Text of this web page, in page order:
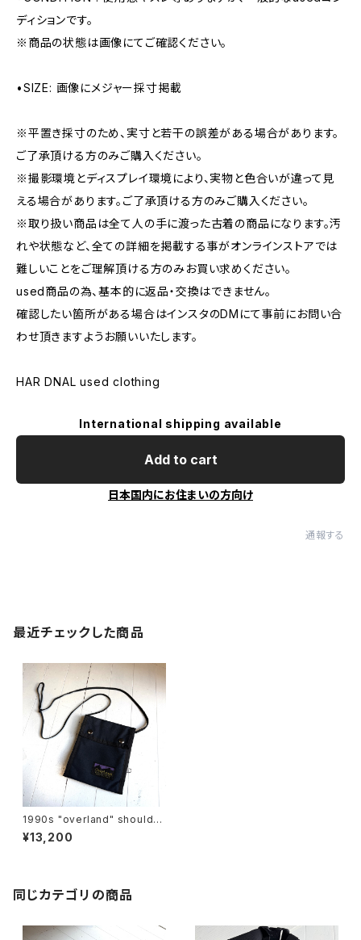
ディションです。
※商品の状態は画像にてご確認ください。
•SIZE: 画像にメジャー採寸掲載
※平置き採寸のため、実寸と若干の誤差がある場合があります。
ご了承頂ける方のみご購入ください。
※撮影環境とディスプレイ環境により、実物と色合いが違って見
える場合があります。ご了承頂ける方のみご購入ください。
※取り扱い商品は全て人の手に渡った古着の商品になります。汚
れや状態など、全ての詳細を掲載する事がオンラインストアでは
難しいことをご理解頂ける方のみお買い求めください。
used商品の為、基本的に返品・交換はできません。
確認したい箇所がある場合はインスタのDMにて事前にお問い合
わせ頂きますようお願いいたします。
HAR DNAL used clothing
International shipping available
Add to cart
日本国内にお住まいの方向け
通報する
最近チェックした商品
1990s "overland" shoulder
pouch
¥13,200
同じカテゴリの商品